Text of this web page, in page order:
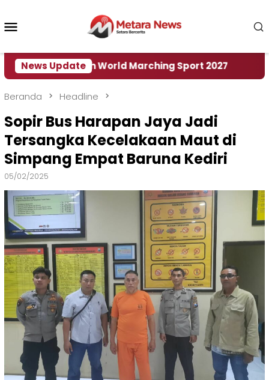
konten
News Update
Rumah World Marching Sport 2027 ‎Soal
Beranda Headline
Sopir Bus Harapan Jaya Jadi
Tersangka Kecelakaan Maut di
Simpang Empat Baruna Kediri
05/02/2025